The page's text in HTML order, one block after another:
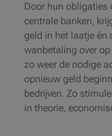
Door hun obligaties
centrale banken,
geld in het laatje én
wanbetaling over
zo weer de nodige
opnieuw geld
bedrijven. Zo
in theorie,